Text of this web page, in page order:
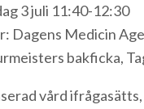
3 juli 11:40-12:30
Dagens Medicin
bakficka,
vård